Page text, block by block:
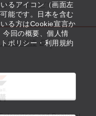
るアイコン（画面左
能です。日本を含む
る方はCookie宣言か
今回の概要、個人情
ポリシー・利用規約
ブアクセシビリティ
情報保護